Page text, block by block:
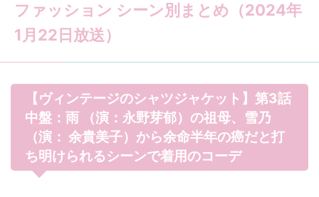
ファッション シーン別まとめ（2024年
1月22日放送）
【ヴィンテージのシャツジャケット】第3話
中盤：雨 （演：永野芽郁）の祖母、雪乃
（演： 余貴美子）から余命半年の癌だと打
ち明けられるシーンで着用のコーデ